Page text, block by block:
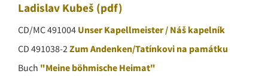
Ladislav Kubeš (pdf)
CD/MC 491004 Unser Kapellmeister / Náš kapelník
CD 491038-2Zum Andenken/Tatínkovi na památku
Buch "Meine böhmische Heimat"